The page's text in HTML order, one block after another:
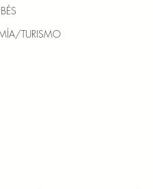
TURISMO